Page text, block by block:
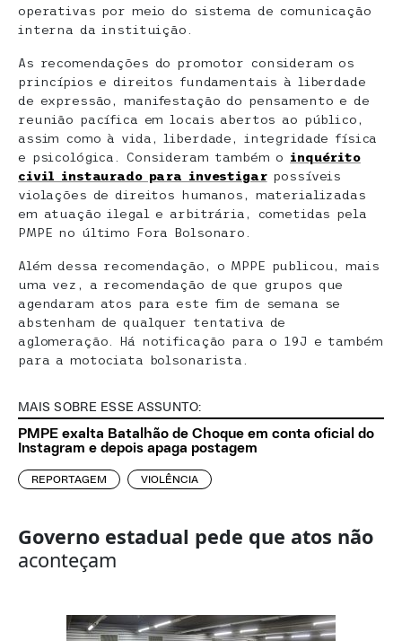
operativas por meio do sistema de comunicação
interna da instituição.
As recomendações do promotor consideram os
princípios e direitos fundamentais à liberdade
de expressão, manifestação do pensamento e de
reunião pacífica em locais abertos ao público,
assim como à vida, liberdade, integridade física
e psicológica. Consideram também o inquérito
civil instaurado para investigarpossíveis
violações de direitos humanos, materializadas
em atuação ilegal e arbitrária, cometidas pela
PMPE no último Fora Bolsonaro.
Além dessa recomendação, o MPPE publicou, mais
uma vez, a recomendação de que grupos que
agendaram atos para este fim de semana se
abstenham de qualquer tentativa de
aglomeração. Há notificação para o 19J e também
para a motociata bolsonarista.
MAIS SOBRE ESSE ASSUNTO:
PMPE exalta Batalhão de Choque em conta oficial do
Instagram e depois apaga postagem
REPORTAGEM VIOLÊNCIA
Governo estadual pede que atos não
aconteçam